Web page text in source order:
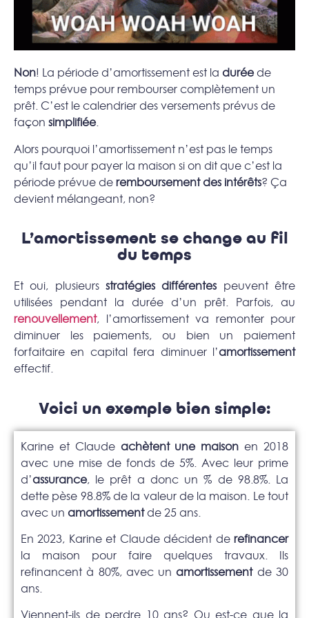
Non! La période d’amortissement est la duréede
temps prévue pour rembourser complètement un
prêt. C’est le calendrier des versements prévus de
façon simplifiée.
Alors pourquoi l’amortissement n’est pas le temps
qu’il faut pour payer la maison si on dit que c’est la
période prévue de remboursement des intérêts? Ça
devient mélangeant, non?
L’amortissement se change au fil
du temps
Et oui, plusieurs stratégies différentes peuvent être
utilisées pendant la durée d’un prêt. Parfois, au
renouvellement, l’amortissement va remonter pour
diminuer les paiements, ou bien un paiement
forfaitaire en capital fera diminuer l’amortissement
effectif.
Voici un exemple bien simple:
Karine et Claude achètent une maison en 2018
avec une mise de fonds de 5%. Avec leur prime
d’assurance, le prêt a donc un % de 98.8%. La
dette pèse 98.8% de la valeur de la maison. Le tout
avec un amortissementde 25 ans.
En 2023, Karine et Claude décident de refinancer
la maison pour faire quelques travaux. Ils
refinancent à 80%, avec unamortissementde 30
ans.
Viennent-ils de perdre 10 ans? Ou est-ce que la